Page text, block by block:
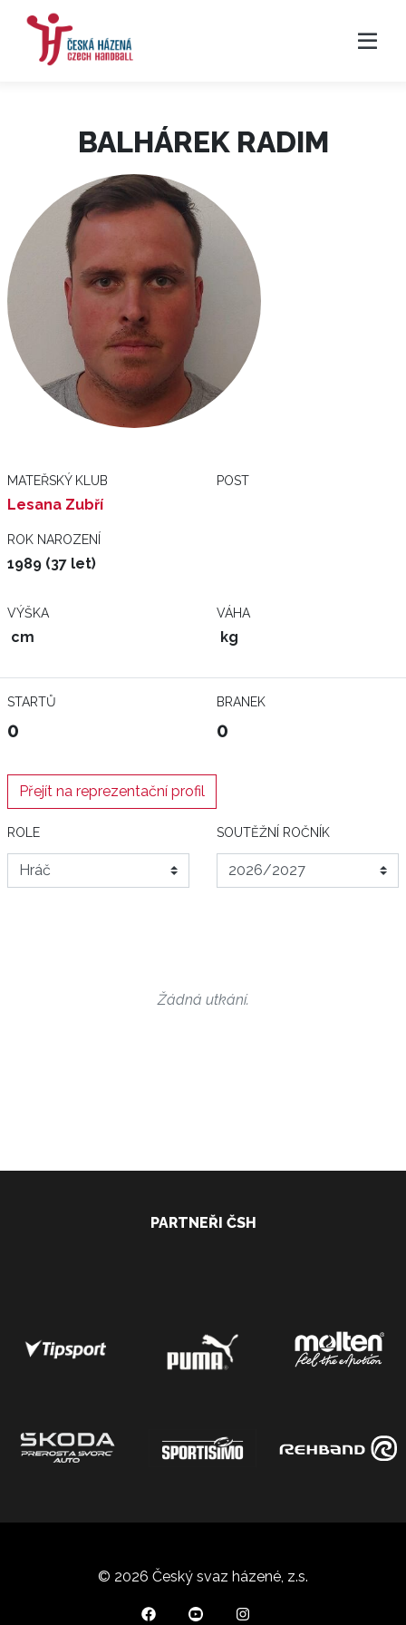
BALHÁREK RADIM
MATEŘSKÝ KLUB
Lesana Zubří
POST
ROK NAROZENÍ
1989 (37 let)
VÝŠKA
cm
VÁHA
kg
STARTŮ
0
BRANEK
0
Přejít na reprezentační profil
ROLE SOUTĚŽNÍ ROČNÍK
Žádná utkání.
PARTNEŘI ČSH
© 2026 Český svaz házené, z.s.